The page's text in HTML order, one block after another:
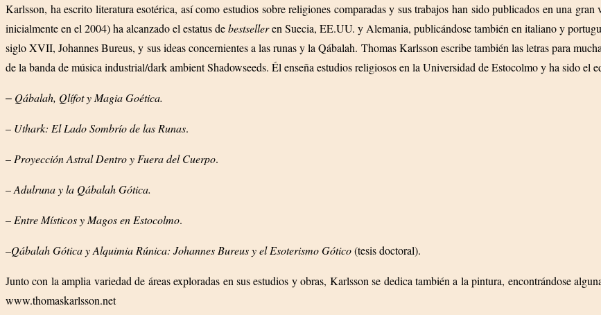
Karlsson, ha escrito literatura esotérica, así como estudios sobre religiones comparadas y sus trabajos han sido publicados en una
inicialmente en el 2004) ha alcanzado el estatus debestselleren Suecia, EE.UU. y Alemania, publicándose también en italiano y
siglo XVII, Johannes Bureus, y sus ideas concernientes a las runas y la Qábalah. Thomas Karlsson escribe también las letras para
de la banda de música industrial/dark ambient Shadowseeds. Él enseña estudios religiosos en la Universidad de Estocolmo y ha sido el
– Qábalah, Qlífot y Magia Goética.
– Uthark: El Lado Sombrío de las Runas.
– Proyección Astral Dentro y Fuera del Cuerpo.
–Adulruna y la Qábalah Gótica.
– Entre Místicos y Magos en Estocolmo.
–Qábalah Gótica y Alquimia Rúnica: Johannes Bureus y el Esoterismo Gótico(tesis doctoral).
Junto con la amplia variedad de áreas exploradas en sus estudios y obras, Karlsson se dedica también a la pintura, encontrándose
www.thomaskarlsson.net